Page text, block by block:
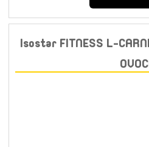
Isostar FITNESS L-